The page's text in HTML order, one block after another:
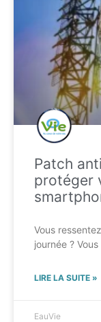
Patch
protéger
Vous
journée ?
LIRE LA SUITE »
EauVie